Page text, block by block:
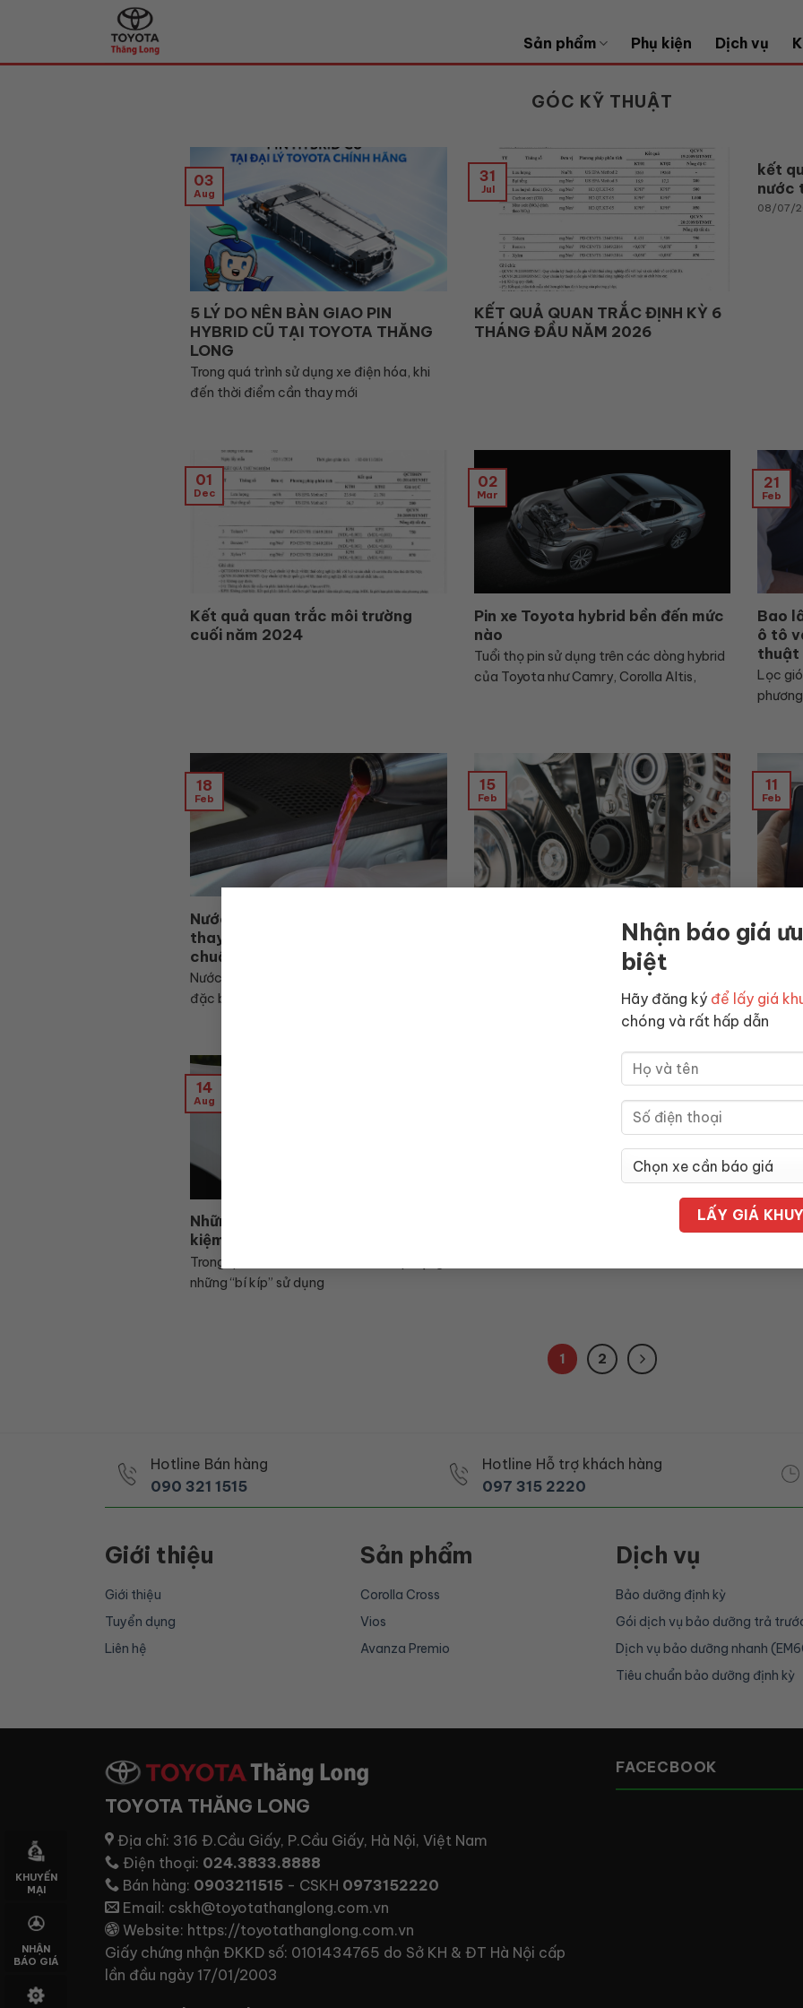
Nhận báo giá
biệt
Hãy đăng ký để lấy giá
chóng và rất hấp dẫn
Sản phẩm Phụ kiện Dịch vụ
GÓC KỸ THUẬT
5 LÝ DO NÊN BÀN GIAO PIN
HYBRID CŨ TẠI TOYOTA THĂNG
LONG
Trong quá trình sử dụng xe điện hóa, khi
đến thời điểm cần thay mới
03
Aug
KẾT QUẢ QUAN TRẮC ĐỊNH KỲ 6
THÁNG ĐẦU NĂM 2026
31
Jul
kết
nước
08/07/
Kết quả quan trắc môi trường
cuối năm 2024
01
Dec
Pin xe Toyota hybrid bền đến mức
nào
Tuổi thọ pin sử dụng trên các dòng hybrid
của Toyota như Camry, Corolla Altis,
02
Mar
Bao
ô tô
thuật
Lọc
21
Feb
Nước làm mát ô tô bao lâu phải
thay? Cách kiểm tra và thay nước
chuẩn nhất
Nước làm mát ô tô là một loại dung dịch
đặc biệt cho xe hơi
18
Feb
Dây curoa là gì? Phân loại, thông
số và cách tính độ dài chuẩn
Dây curoa là phụ kiện có dạng sợi dài, màu
15
Feb
Apple
minh
11
Feb
Những “mẹo” lái xe Hybrid tiết
kiệm nhiên liệu nhất
Trong quá trình lái xe, nếu biết và áp dụng
những “bí kíp” sử dụng
14
Aug
1 2
Hotline Bán hàng
090 321 1515
Hotline Hỗ trợ khách hàng
097 315 2220
Giới thiệu
Giới thiệu
Tuyển dụng
Liên hệ
Sản phẩm
Corolla Cross
Vios
Avanza Premio
Dịch vụ
Bảo dưỡng định kỳ
Gói dịch vụ bảo dưỡng trả
Dịch vụ bảo dưỡng nhanh
Tiêu chuẩn bảo dưỡng định kỳ
TOYOTA THĂNG LONG
Địa chỉ: 316 Đ.Cầu Giấy, P.Cầu Giấy, Hà Nội, Việt Nam
Điện thoại: 024.3833.8888
Bán hàng: 0903211515 - CSKH 0973152220
Email: cskh@toyotathanglong.com.vn
Website: https://toyotathanglong.com.vn
Giấy chứng nhận ĐKKD số: 0101434765 do Sở KH & ĐT Hà Nội cấp
lần đầu ngày 17/01/2003
FACECBOOK
KHUYẾN
MẠI
NHẬN
BÁO GIÁ